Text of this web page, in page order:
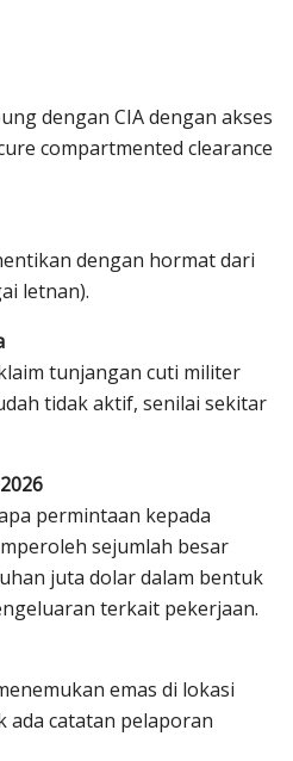
dengan CIA dengan akses
compartmented clearance
dengan hormat dari
letnan).
tunjangan cuti militer
tidak aktif, senilai sekitar
permintaan kepada
sejumlah besar
juta dolar dalam bentuk
terkait pekerjaan.
emas di lokasi
ada catatan pelaporan